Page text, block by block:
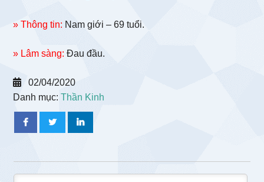
» Thông tin: Nam giới – 69 tuổi.
» Lâm sàng: Đau đầu.
02/04/2020
Danh mục:Thần Kinh